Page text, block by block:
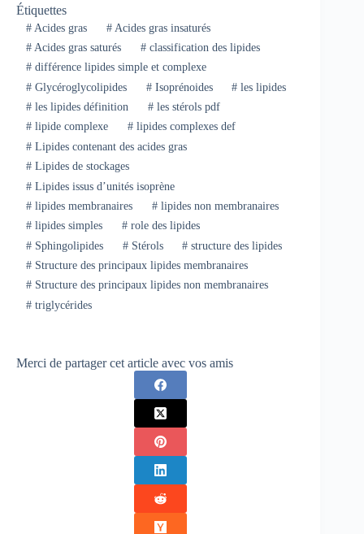
Étiquettes
#Acides gras #Acides gras insaturés
#Acides gras saturés #classification des lipides
#différence lipides simple et complexe
#Glycéroglycolipides #Isoprénoides # les lipides
#les lipides définition #les stérols pdf
#lipide complexe #lipides complexes def
#Lipides contenant des acides gras
#Lipides de stockages
#Lipides issus d’unités isoprène
#lipides membranaires #lipides non membranaires
#lipides simples #role des lipides
#Sphingolipides #Stérols # structure des lipides
#Structure des principaux lipides membranaires
#Structure des principaux lipides non membranaires
#triglycérides
Merci de partager cet article avec vos amis